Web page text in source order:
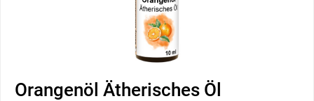
Orangenöl Ätherisches Öl